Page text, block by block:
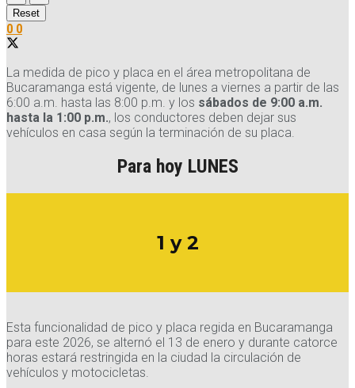
Reset
0 0
La medida de pico y placa en el área metropolitana de
Bucaramanga está vigente, de lunes a viernes a partir de las
6:00 a.m. hasta las 8:00 p.m. y los sábados de 9:00 a.m.
hasta la 1:00 p.m., los conductores deben dejar sus
vehículos en casa según la terminación de su placa.
Para hoy LUNES
1 y 2
Esta funcionalidad de pico y placa regida en Bucaramanga
para este 2026, se alternó el 13 de enero y durante catorce
horas estará restringida en la ciudad la circulación de
vehículos y motocicletas.